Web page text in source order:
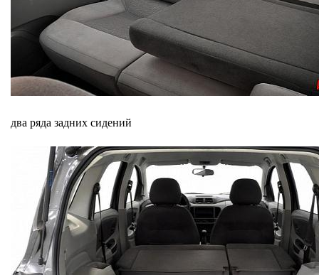
два ряда задних сидений